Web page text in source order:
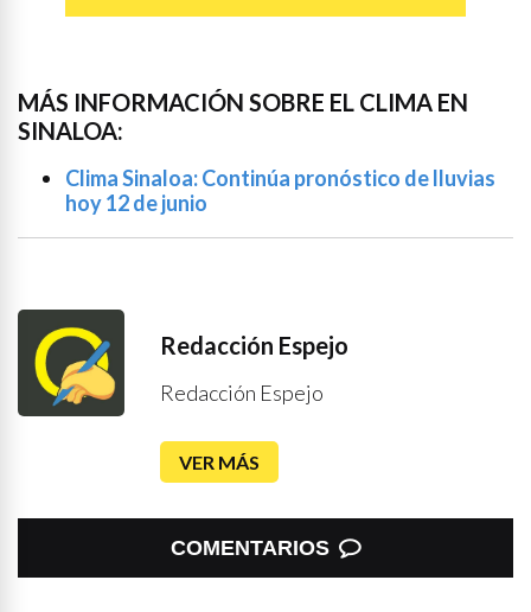
MÁS INFORMACIÓN SOBRE EL CLIMA EN
SINALOA:
Clima Sinaloa: Continúa pronóstico de lluvias
hoy 12 de junio
Redacción Espejo
Redacción Espejo
VER MÁS
COMENTARIOS